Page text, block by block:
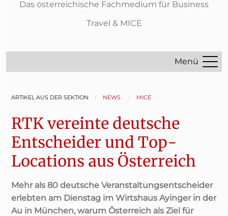
Das österreichische Fachmedium für Business
Travel & MICE
Menü
ARTIKEL AUS DER SEKTION NEWS MICE
RTK vereinte deutsche
Entscheider und Top-
Locations aus Österreich
Mehr als 80 deutsche Veranstaltungsentscheider
erlebten am Dienstag im Wirtshaus Ayinger in der
Au in München, warum Österreich als Ziel für